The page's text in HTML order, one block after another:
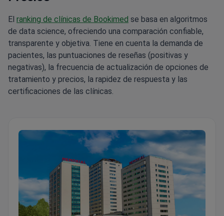
El ranking de clínicas de Bookimed se basa en algoritmos
de data science, ofreciendo una comparación confiable,
transparente y objetiva. Tiene en cuenta la demanda de
pacientes, las puntuaciones de reseñas (positivas y
negativas), la frecuencia de actualización de opciones de
tratamiento y precios, la rapidez de respuesta y las
certificaciones de las clínicas.